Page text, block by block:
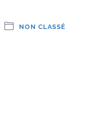
NON CLASSÉ